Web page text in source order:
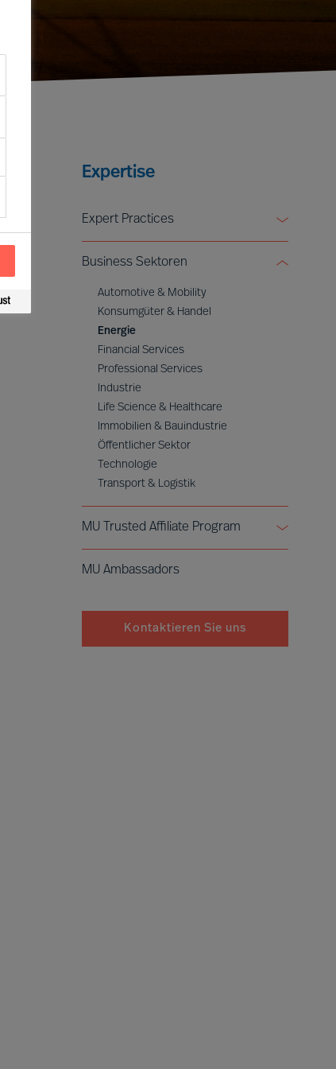
Expertise
Expert Practices
Leadership Advisory
Digital & Transformation
ESG & Sustainability
Business Sektoren
Automotive & Mobility
Konsumgüter & Handel
Energie
Financial Services
Professional Services
Industrie
Life Science & Healthcare
Immobilien & Bauindustrie
Öffentlicher Sektor
Technologie
Transport & Logistik
MU Trusted Affiliate Program
Cranfield University
MU Ambassadors
Kontaktieren Sie uns